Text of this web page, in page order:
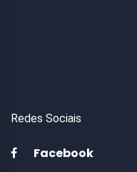
Redes Sociais
Facebook